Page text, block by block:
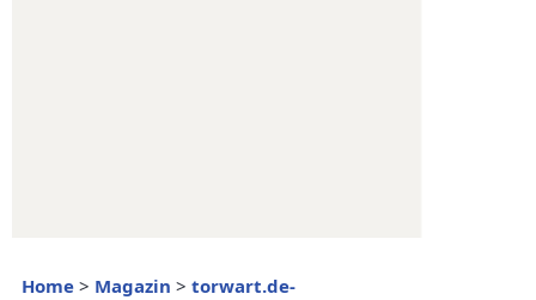
Home > Magazin > torwart.de-